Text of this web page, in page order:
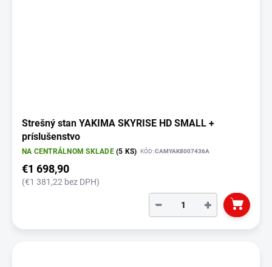
Strešný stan YAKIMA SKYRISE HD SMALL +
príslušenstvo
NA CENTRÁLNOM SKLADE(5 KS) KÓD:CAMYAK8007436A
€1 698,90
(€1 381,22 bez DPH)
+
−